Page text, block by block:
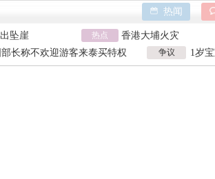
热闻
颜面尽失
三亚酒店索赔
坠崖
热点
香港大埔火灾
天水血铅异常事件
特朗普泽连斯基吵架
香港大埔火灾
长称不欢迎游客来泰买特权
长争议发言
争议
1岁
元 纸